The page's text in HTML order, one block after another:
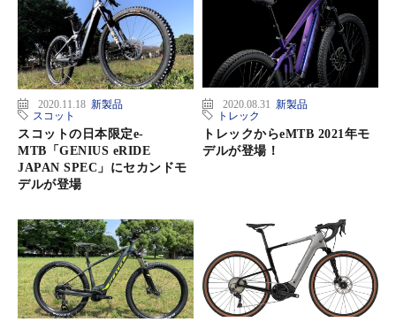
2020.11.18 新製品
スコット
スコットの日本限定e-
MTB「GENIUS eRIDE
JAPAN SPEC」にセカンドモ
デルが登場
2020.08.31 新製品
トレック
トレックからeMTB 2021年モ
デルが登場！